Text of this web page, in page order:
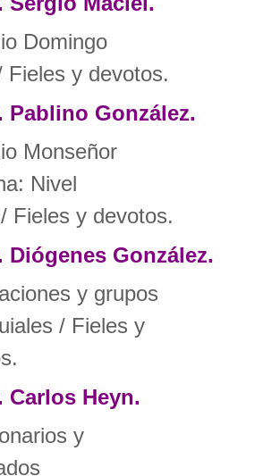
Domingo
Fieles y devotos.
Pablino González.
Monseñor
Nivel
/ Fieles y devotos.
Diógenes González.
y grupos
/ Fieles y
Carlos Heyn.
y